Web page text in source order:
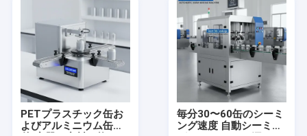
PETプラスチック缶お
よびアルミニウム缶を2
毎分30〜60缶のシーミ
ング速度 自動シーミン